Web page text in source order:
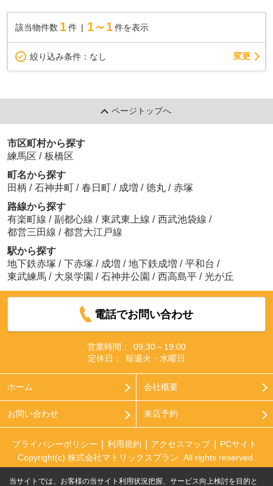
該当物件数 1件 1～1 件を表示
絞り込み条件： なし 変更
ページトップへ
市区町村から探す
練馬区 / 板橋区
町名から探す
田柄 / 石神井町 / 春日町 / 成増 / 徳丸 / 赤塚
路線から探す
有楽町線 / 副都心線 / 東武東上線 / 西武池袋線 /
都営三田線 / 都営大江戸線
駅から探す
地下鉄赤塚 / 下赤塚 / 成増 / 地下鉄成増 / 平和台 /
東武練馬 / 大泉学園 / 石神井公園 / 西高島平 / 光が丘
電話でお問い合わせ
営業時間：
09:30～19:00
定休日：
毎週火・水曜日
ホーム 会社概要
お問い合わせ 来店予約
プライバシーポリシー 利用規約 アクセスマップ
PCサイト
Copyright(c) 株式会社マトリックスプラン All rights reserved.
当サイトでは、お客様の当サイト利用状況把握、サービス向上検討を目的と